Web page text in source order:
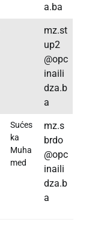
a.ba
mz.st
up2
@opc
inaili
dza.b
a
Sućes
ka
Muha
med
mz.s
brdo
@opc
inaili
dza.b
a